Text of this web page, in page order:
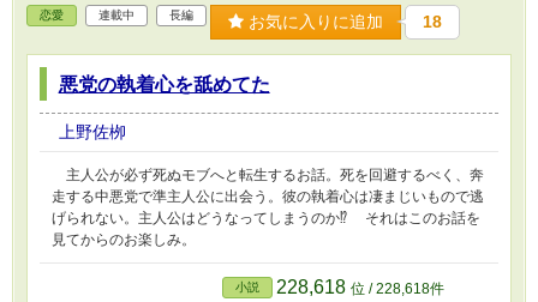
恋愛 連載中 長編 お気に入りに追加 18
悪党の執着心を舐めてた
上野佐栁
主人公が必ず死ぬモブへと転生するお話。死を回避するべく、奔
走する中悪党で準主人公に出会う。彼の執着心は凄まじいもので逃
げられない。主人公はどうなってしまうのか⁉︎ それはこのお話を
見てからのお楽しみ。
小説 228,618 位 / 228,618件